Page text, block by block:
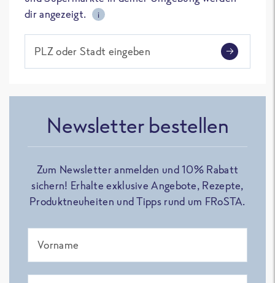
dir angezeigt.
i
PLZ oder Stadt eingeben
Newsletter bestellen
Zum Newsletter anmelden und 10% Rabatt
sichern! Erhalte exklusive Angebote, Rezepte,
Produktneuheiten und Tipps rund um FRoSTA.
Vorname